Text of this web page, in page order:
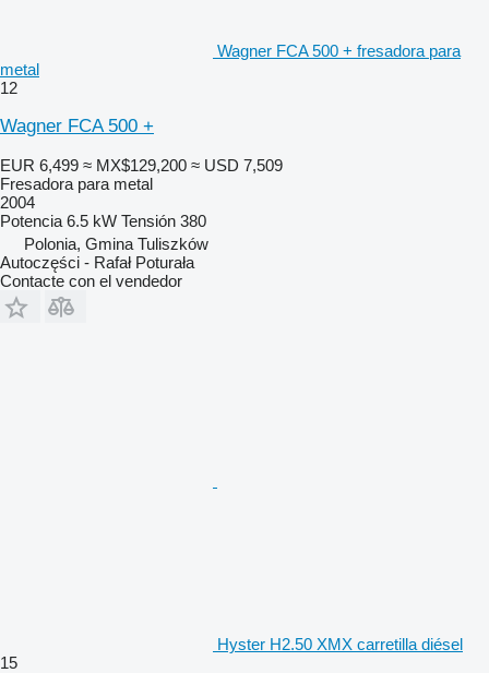
Wagner FCA 500 + fresadora para
metal
12
Wagner FCA 500 +
EUR 6,499 ≈ MX$129,200 ≈ USD 7,509
Fresadora para metal
2004
Potencia 6.5 kW Tensión 380
Polonia, Gmina Tuliszków
Autoczęści - Rafał Poturała
Contacte con el vendedor
Hyster H2.50 XMX carretilla diésel
15